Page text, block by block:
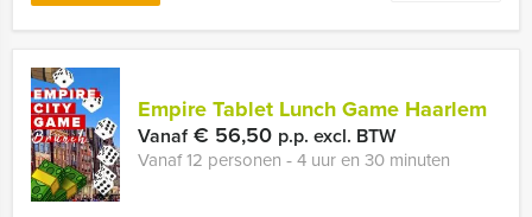
Empire Tablet Lunch Game Haarlem
Vanaf€ 56,50 p.p. excl. BTW
Vanaf 12 personen ‐ 4 uur en 30 minuten